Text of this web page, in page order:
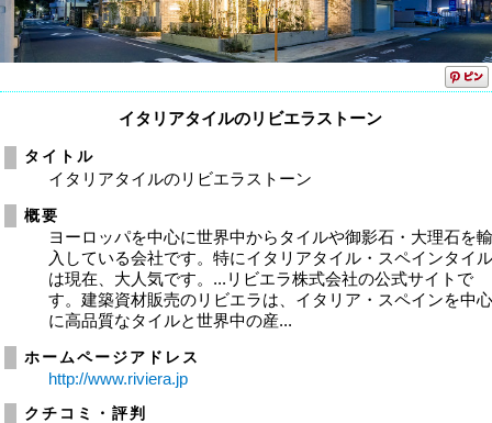
イタリアタイルのリビエラストーン
タイトル
イタリアタイルのリビエラストーン
概要
ヨーロッパを中心に世界中からタイルや御影石・大理石を
入している会社です。特にイタリアタイル・スペインタイ
は現在、大人気です。...リビエラ株式会社の公式サイトで
す。建築資材販売のリビエラは、イタリア・スペインを中
に高品質なタイルと世界中の産...
ホームページアドレス
http://www.riviera.jp
クチコミ・評判